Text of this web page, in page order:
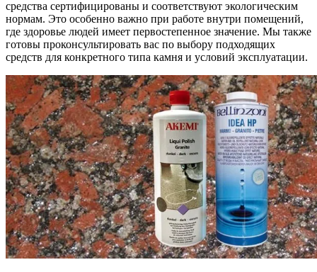
средства сертифицированы и соответствуют экологическим
нормам. Это особенно важно при работе внутри помещений,
где здоровье людей имеет первостепенное значение. Мы также
готовы проконсультировать вас по выбору подходящих
средств для конкретного типа камня и условий эксплуатации.